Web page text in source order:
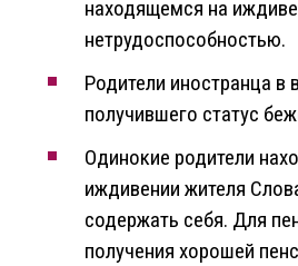
находящемся на
нетрудоспособностью.
Родители иностранца в
получившего статус
Одинокие родители
иждивении жителя
содержать себя. Для
получения хорошей